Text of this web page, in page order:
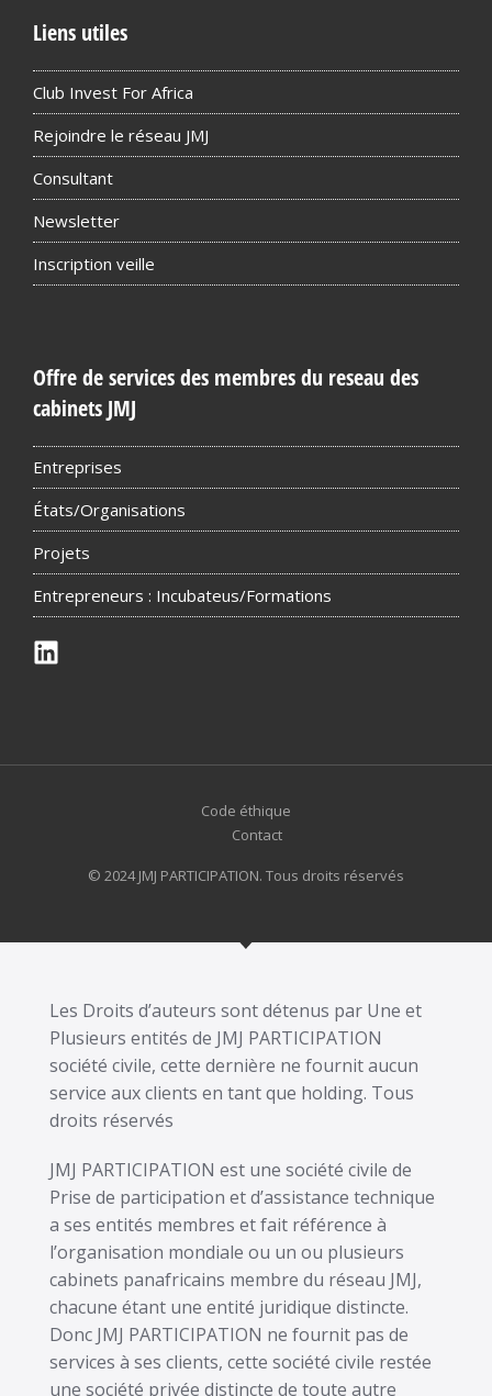
Liens utiles
Club Invest For Africa
Rejoindre le réseau JMJ
Consultant
Newsletter
Inscription veille
Offre de services des membres du reseau des
cabinets JMJ
Entreprises
États/Organisations
Projets
Entrepreneurs : Incubateus/Formations
© 2024 JMJ PARTICIPATION. Tous droits réservés
Code éthique
Contact
Les Droits d’auteurs sont détenus par Une et
Plusieurs entités de JMJ PARTICIPATION
société civile, cette dernière ne fournit aucun
service aux clients en tant que holding. Tous
droits réservés
JMJ PARTICIPATION est une société civile de
Prise de participation et d’assistance technique
a ses entités membres et fait référence à
l’organisation mondiale ou un ou plusieurs
cabinets panafricains membre du réseau JMJ,
chacune étant une entité juridique distincte.
Donc JMJ PARTICIPATION ne fournit pas de
services à ses clients, cette société civile restée
une société privée distincte de toute autre